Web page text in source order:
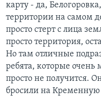
карту - да,
территории на самом
просто стерт с лица
просто территория,
Но там отличные
ребята, которые очень
просто не получится.
бросили на Кременную